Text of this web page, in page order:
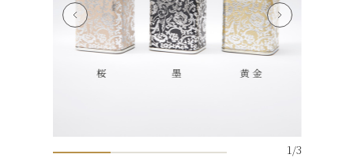
1 /3